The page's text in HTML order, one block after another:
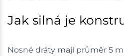
Jak silná je
Nosné dráty mají průměr 5